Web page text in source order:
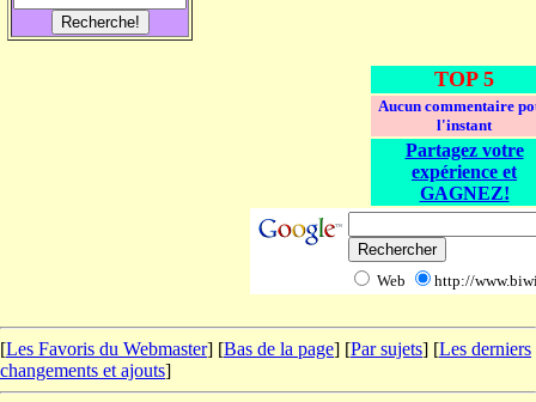
TOP 5
Aucun commentaire
l'instant
Partagez votre
expérience et
GAGNEZ!
Web http://
[Les Favoris du Webmaster] [Bas de la page] [Par sujets] [Les derniers
changements et ajouts]